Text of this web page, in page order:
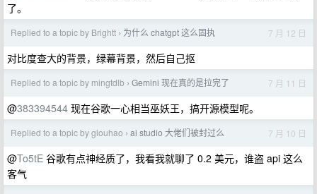
了。
Replied to a topic by Brightt › 为什么 chatgpt 这么固执 7 月 12 日
对比度查大的背景，绿幕背景，然后自己抠
Replied to a topic by mingtdlb › Gemini 现在真的是拉完了 7 月 11 日
@383394544 现在谷歌一心相当巫妖王，搞开源模型呢。
Replied to a topic by glouhao › ai studio 大佬们被封过么 7 月 10 日
@To5tE 谷歌有点神经质了，我看我就聊了 0.2 美元，谁盗 api 这么
客气